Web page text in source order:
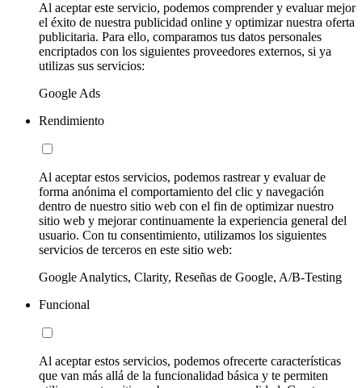
Al aceptar este servicio, podemos comprender y evaluar mejor
el éxito de nuestra publicidad online y optimizar nuestra oferta
publicitaria. Para ello, comparamos tus datos personales
encriptados con los siguientes proveedores externos, si ya
utilizas sus servicios:
Google Ads
Rendimiento
Al aceptar estos servicios, podemos rastrear y evaluar de
forma anónima el comportamiento del clic y navegación
dentro de nuestro sitio web con el fin de optimizar nuestro
sitio web y mejorar continuamente la experiencia general del
usuario. Con tu consentimiento, utilizamos los siguientes
servicios de terceros en este sitio web:
Google Analytics, Clarity, Reseñas de Google, A/B-Testing
Funcional
Al aceptar estos servicios, podemos ofrecerte características
que van más allá de la funcionalidad básica y te permiten